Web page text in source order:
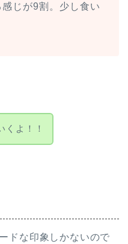
じが9割。少し食い
くよ！！
ドな印象しかないので